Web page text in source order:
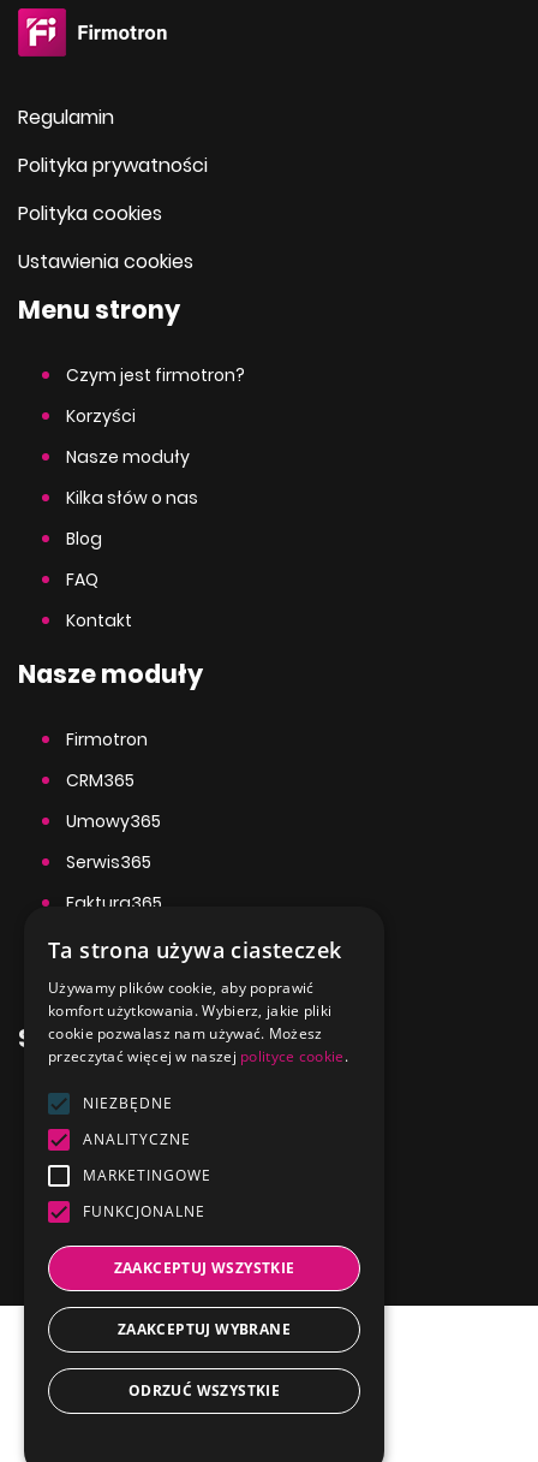
Regulamin
Polityka prywatności
Polityka cookies
Ustawienia cookies
Menu strony
Czym jest firmotron?
Korzyści
Nasze moduły
Kilka słów o nas
Blog
FAQ
Kontakt
Nasze moduły
Firmotron
CRM365
Umowy365
Serwis365
Faktura365
EventManager365
Dokumenty365
Skontaktuj się nami
1 Maja 32
44-330 Jastrzębie-Zdrój
+48 32 441 28 77
ENGLISH
GERMAN
FRENCH
Ta strona używa ciasteczek
Używamy plików cookie, aby poprawić
komfort użytkowania. Wybierz, jakie pliki
cookie pozwalasz nam używać. Możesz
przeczytać więcej w naszej polityce cookie.
NIEZBĘDNE
ANALITYCZNE
MARKETINGOWE
FUNKCJONALNE
ZAAKCEPTUJ WSZYSTKIE
ZAAKCEPTUJ WYBRANE
ODRZUĆ WSZYSTKIE